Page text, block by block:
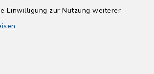
Einwilligung zur Nutzung weiterer
.